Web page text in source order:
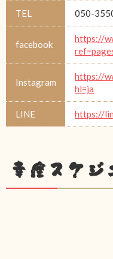
TEL 050-
facebook
https://
Instagram
https://
hl=ja
LINE https://
幸座スケジ